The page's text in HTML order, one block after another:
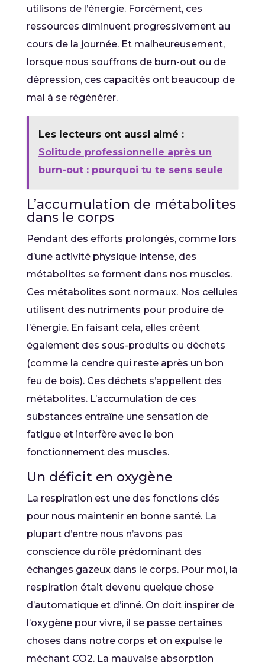
utilisons de l’énergie. Forcément, ces
ressources diminuent progressivement au
cours de la journée. Et malheureusement,
lorsque nous souffrons de burn-out ou de
dépression, ces capacités ont beaucoup de
mal à se régénérer.
Les lecteurs ont aussi aimé :
Solitude professionnelle après un
burn-out : pourquoi tu te sens seule
L’accumulation de métabolites
dans le corps
Pendant des efforts prolongés, comme lors
d’une activité physique intense, des
métabolites se forment dans nos muscles.
Ces métabolites sont normaux. Nos cellules
utilisent des nutriments pour produire de
l’énergie. En faisant cela, elles créent
également des sous-produits ou déchets
(comme la cendre qui reste après un bon
feu de bois). Ces déchets s’appellent des
métabolites. L’accumulation de ces
substances entraîne une sensation de
fatigue et interfère avec le bon
fonctionnement des muscles.
Un déficit en oxygène
La respiration est une des fonctions clés
pour nous maintenir en bonne santé. La
plupart d’entre nous n’avons pas
conscience du rôle prédominant des
échanges gazeux dans le corps. Pour moi, la
respiration était devenu quelque chose
d’automatique et d’inné. On doit inspirer de
l’oxygène pour vivre, il se passe certaines
choses dans notre corps et on expulse le
méchant CO2. La mauvaise absorption